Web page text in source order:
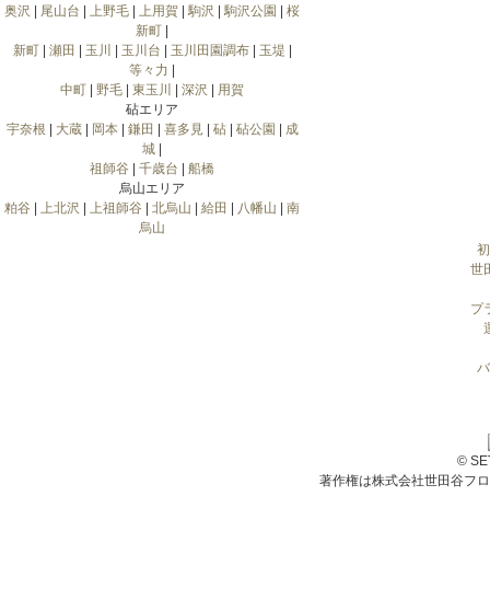
奥沢
尾山台 上野毛 上用賀 駒沢 駒沢公園
桜
新町
新町| 瀬田 玉川 玉川台 玉川田園調布| 玉堤
等々力
中町
野毛 東玉川 深沢
用賀
砧エリア
宇奈根
大蔵| 岡本| 鎌田 喜多見| 砧| 砧公園
成
城
祖師谷
千歳台
船橋
烏山エリア
粕谷
上北沢 上祖師谷 北烏山 給田 八幡山
南
烏山
世
プ
©
著作権は株式会社世田谷フ